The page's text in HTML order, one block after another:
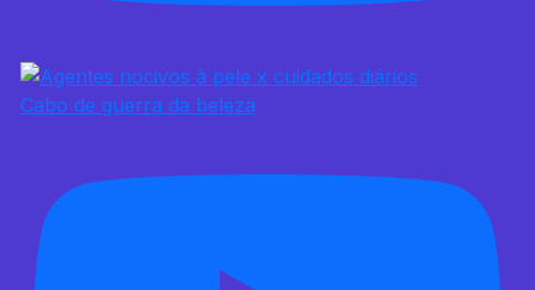
Cabo de guerra da beleza